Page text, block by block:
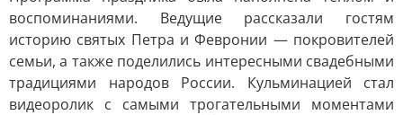
воспоминаниями. Ведущие рассказали гостям
историю святых Петра и Февронии — покровителей
семьи, а также поделились интересными свадебными
традициями народов России. Кульминацией стал
видеоролик с самыми трогательными моментами